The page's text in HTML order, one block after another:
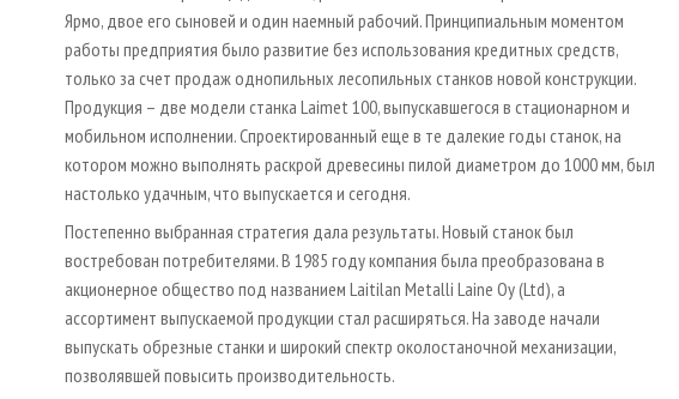
Ярмо, двое его сыновей и один наемный рабочий. Принципиальным моментом
работы предприятия было развитие без использования кредитных средств,
только за счет продаж однопильных лесопильных станков новой конструкции.
Продукция – две модели станка Laimet 100, выпускавшегося в стационарном и
мобильном исполнении. Спроектированный еще в те далекие годы станок, на
котором можно выполнять раскрой древесины пилой диаметром до 1000 мм, был
настолько удачным, что выпускается и сегодня.
Постепенно выбранная стратегия дала результаты. Новый станок был
востребован потребителями. В 1985 году компания была преобразована в
акционерное общество под названием Laitilan Metalli Laine Oy (Ltd), а
ассортимент выпускаемой продукции стал расширяться. На заводе начали
выпускать обрезные станки и широкий спектр околостаночной механизации,
позволявшей повысить производительность.